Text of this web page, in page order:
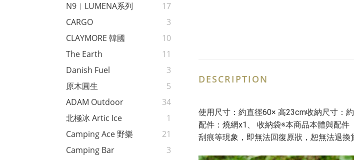
N9︱LUMENA系列
17
CARGO
3
CLAYMORE 韓國
10
The Earth
11
Danish Fuel
3
原木圓生
5
ADAM Outdoor
34
北極冰 Artic Ice
1
Camping Ace 野樂
21
Camping Bar
3
DESCRIPTION
使用尺寸：約直徑60× 高23cm收納尺寸：
配件：燒網x1、 收納袋※本商品本體與配件
刮痕等現象，即無法回復原狀，恕無法退換